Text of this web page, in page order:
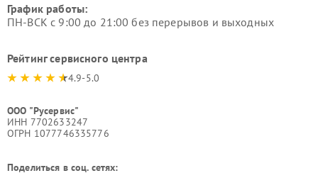
График работы:
ПН-ВСК с 9:00 до 21:00 без перерывов и выходных
Рейтинг сервисного центра
4.9-5.0
ООО "Русервис"
ИНН 7702633247
ОГРН 1077746335776
Поделиться в соц. сетях: